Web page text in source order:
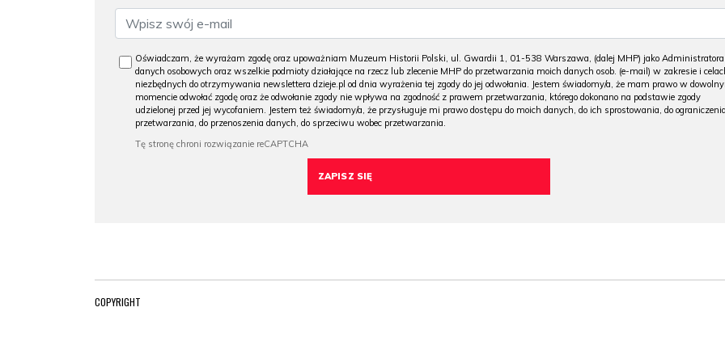
Oświadczam, że wyrażam zgodę oraz upoważniam Muzeum Historii Polski, ul. Gwardii 1, 01-538 Warszawa, (dalej MHP) jako Administratora
danych osobowych oraz wszelkie podmioty działające na rzecz lub zlecenie MHP do przetwarzania moich danych osob. (e-mail) w zakresie i
niezbędnych do otrzymywania newslettera dzieje.pl od dnia wyrażenia tej zgody do jej odwołania. Jestem świadomy/a, że mam prawo w
momencie odwołać zgodę oraz że odwołanie zgody nie wpływa na zgodność z prawem przetwarzania, którego dokonano na podstawie zgody
udzielonej przed jej wycofaniem. Jestem też świadomy/a, że przysługuje mi prawo dostępu do moich danych, do ich sprostowania, do ograniczenia
przetwarzania, do przenoszenia danych, do sprzeciwu wobec przetwarzania.
COPYRIGHT